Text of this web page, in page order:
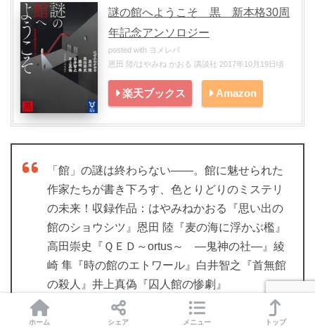
謎の館へようこそ 黒 新本格30周
年記念アンソロジー
posted with ヨメレバ
恩田 陸/はやみね かおる 講談社 2017年10月19日頃
楽天ブックス Amazon
「館」の謎は終わらない――。館に魅せられた
作家たちが書き下ろす、色とりどりのミステリ
の未来！収録作品：はやみねかおる『思い出の
館のショウシツ』恩田 陸『麦の海に浮かぶ檻』
高田崇史『ＱＥＤ～ortus～ ―鬼神の社―』綾
崎 隼『時の館のエトワール』白井智之『首無館
の殺人』井上真偽『囚人館の惨劇』
ホーム シェア メニュー トップ